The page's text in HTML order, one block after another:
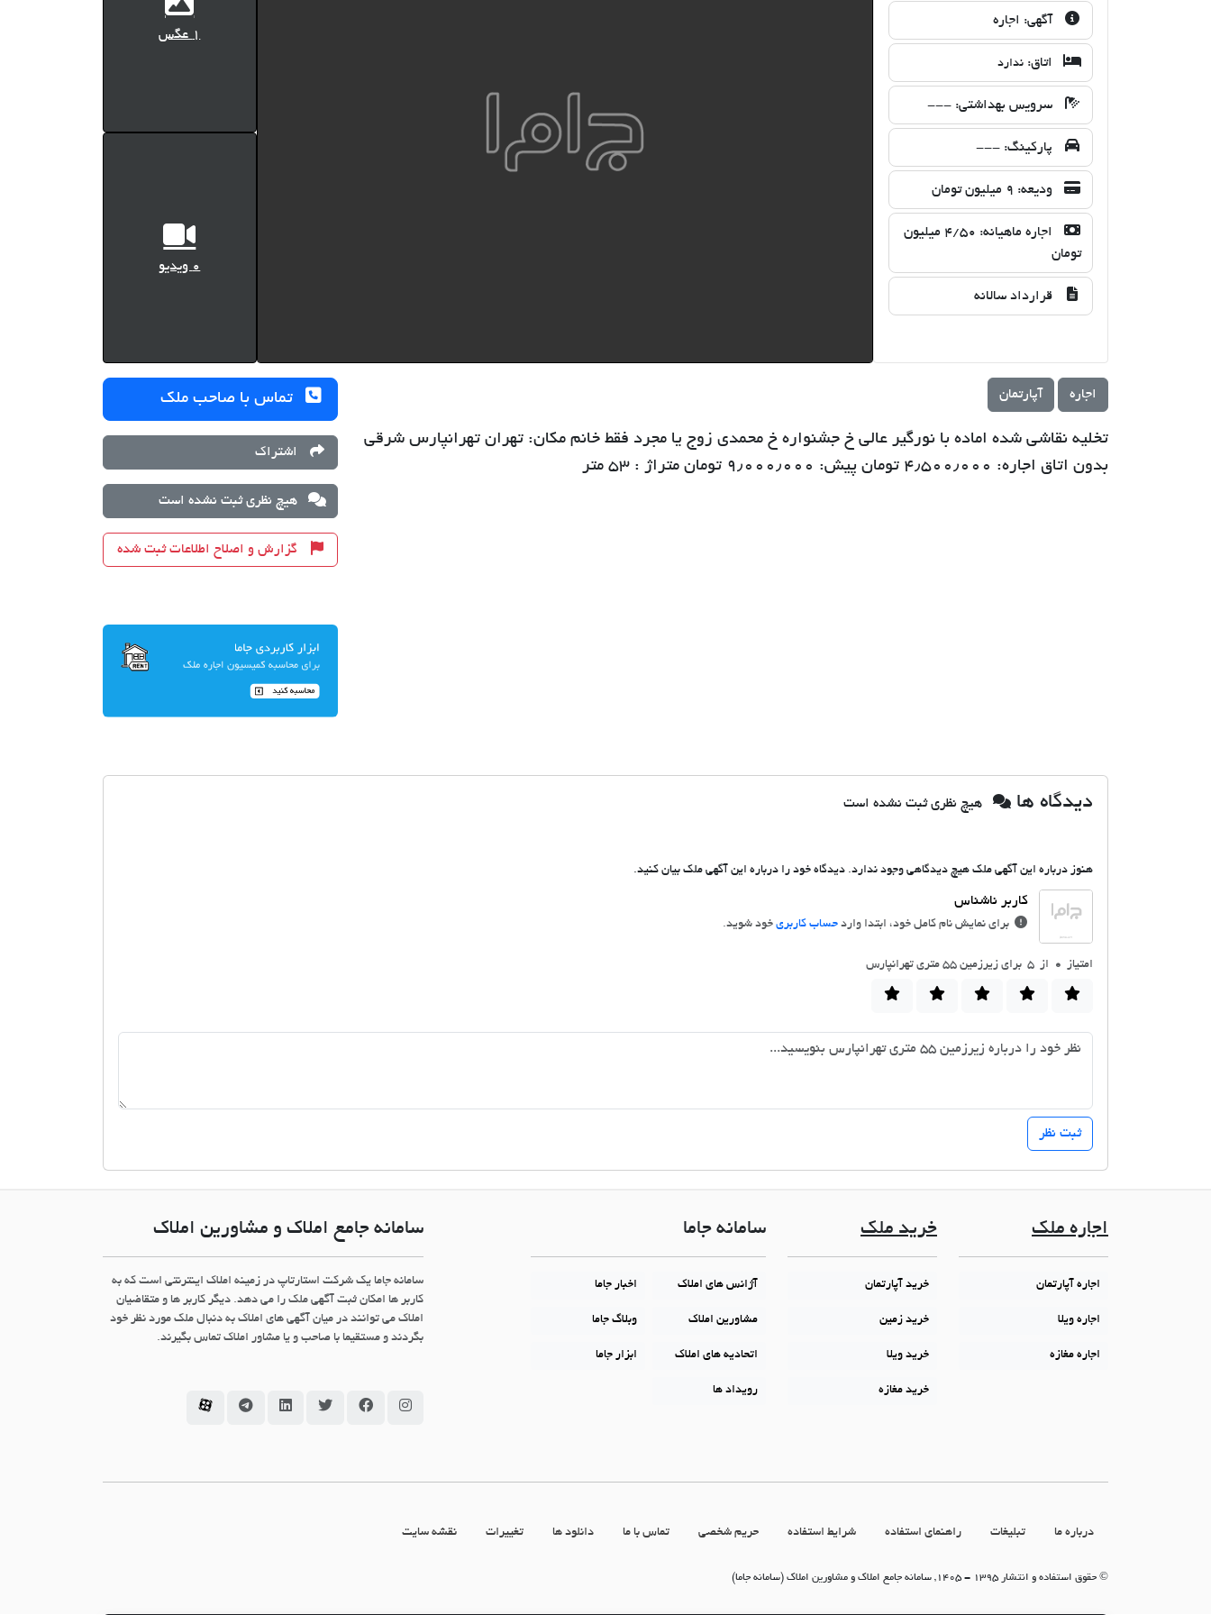
آگهی: اجاره
اتاق: ندارد
سرویس بهداشتی: ---
پارکینگ: ---
ودیعه: 9 میلیون تومان
اجاره ماهیانه:
4/50 میلیون
تومان
قرارداد سالانه
1 عگس
0 ویدیو
اجاره آپارتمان
تخلیه نقاشی شده اماده با نورگیر عالی خ جشنواره خ محمدی زوج یا مجرد فقط خانم مکان: تهران تهرانپارس شرقی
بدون اتاق اجاره: ۴٫۵۰۰٫۰۰۰ تومان پیش: ۹٫۰۰۰٫۰۰۰ تومان متراژ : ۵۳ متر
تماس با صاحب ملک
اشتراک
هیچ نظری ثبت نشده است
گزارش و اصلاح اطلاعات ثبت شده
دیدگاه ها هیچ نظری ثبت نشده است
هنوز درباره این آگهی ملک هیچ دیدگاهی وجود ندارد. دیدگاه خود را درباره این آگهی ملک بیان کنید.
برای نمایش نام کامل خود، ابتدا وارد حساب کاربری خود شوید.
امتیاز 0 از 5 برای زیرزمین ۵۵ متری تهرانپارس
اجاره ملک
اجاره آپارتمان
اجاره ویلا
اجاره مغازه
خرید ملک
خرید آپارتمان
خرید زمین
خرید ویلا
خرید مغازه
سامانه جاما
آژانس های املاک اخبار جاما
مشاورین املاک وبلاگ جاما
اتحادیه های املاک ابزار جاما
رویداد ها
سامانه جامع املاک و مشاورین املاک
سامانه جاما یک شرکت استارتاپ در زمینه املاک اینترنتی است که به
کاربر ها امکان ثبت آگهی ملک را می دهد. دیگر کاربر ها و متقاضیان
املاک می توانند در میان آگهی های املاک به دنبال ملک مورد نظر خود
بگردند و مستقیما با صاحب و یا مشاور املاک تماس بگیرند.
سامانه جاما در اینستاگرام
سامانه جاما در فیسبوک
سامانه جاما در توئیتر
سامانه جاما در لینکداین
سامانه جاما در تلگرام
سامانه جاما در آپارات
درباره ما تبلیغات راهنمای استفاده شرایط استفاده حریم شخصی تماس با ما دانلود ها تغییرات نقشه سایت
© حقوق استفاده و انتشار 1395 - 1405, سامانه جامع املاک و مشاورین املاک (سامانه جاما)